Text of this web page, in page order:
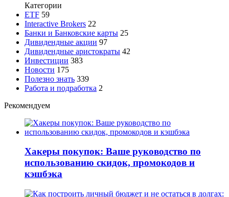
Категории
ETF 59
Interactive Brokers 22
Банки и Банковские карты 25
Дивидендные акции 97
Дивидендные аристократы 42
Инвестиции 383
Новости 175
Полезно знать 339
Работа и подработка 2
Рекомендуем
Хакеры покупок: Ваше руководство по
использованию скидок, промокодов и
кэшбэка